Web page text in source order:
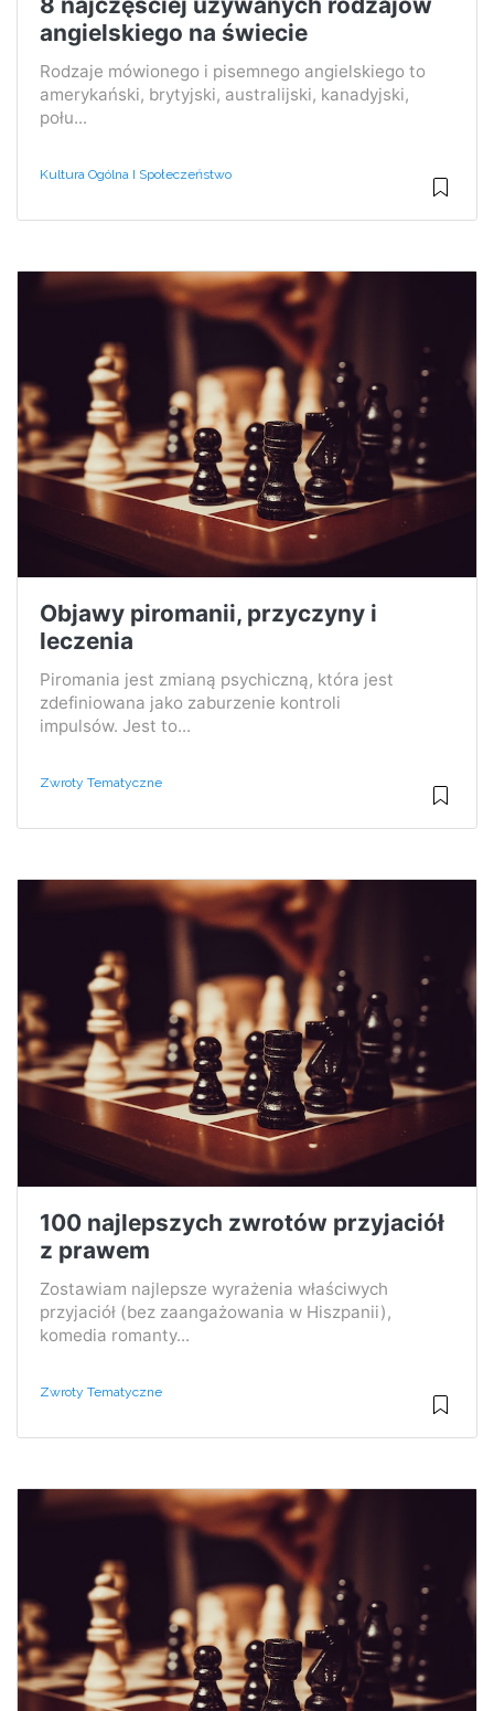
angielskiego na świecie
Rodzaje mówionego i pisemnego angielskiego to
amerykański, brytyjski, australijski, kanadyjski,
połu...
Kultura Ogólna I Społeczeństwo
Objawy piromanii, przyczyny i
leczenia
Piromania jest zmianą psychiczną, która jest
zdefiniowana jako zaburzenie kontroli
impulsów. Jest to...
Zwroty Tematyczne
100 najlepszych zwrotów przyjaciół
z prawem
Zostawiam najlepsze wyrażenia właściwych
przyjaciół (bez zaangażowania w Hiszpanii),
komedia romanty...
Zwroty Tematyczne